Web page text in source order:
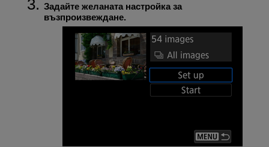
Задайте желаната настройка за
възпроизвеждане.